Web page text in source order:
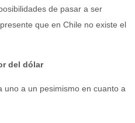
de pasar a ser
que en Chile no existe el
del dólar
uno a un pesimismo en cuanto a